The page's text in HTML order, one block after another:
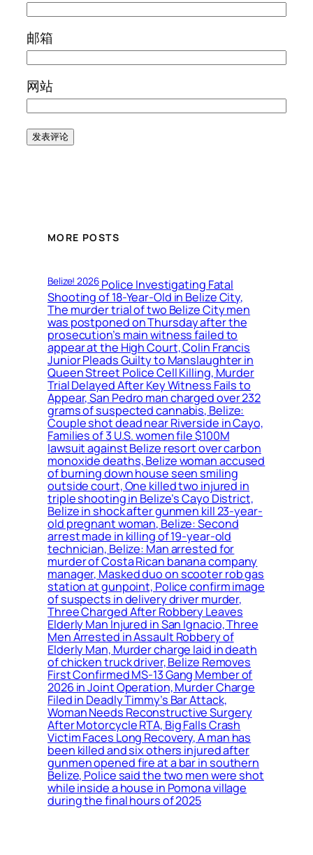
邮箱
网站
MORE POSTS
Belize! 2026Police Investigating Fatal
Shooting of 18-Year-Old in Belize City,
The murder trial of two Belize City men
was postponed on Thursday after the
prosecution’s main witness failed to
appear at the High Court, Colin Francis
Junior Pleads Guilty to Manslaughter in
Queen Street Police Cell Killing, Murder
Trial Delayed After Key Witness Fails to
Appear, San Pedro man charged over 232
grams of suspected cannabis, Belize:
Couple shot dead near Riverside in Cayo,
Families of 3 U.S. women file $100M
lawsuit against Belize resort over carbon
monoxide deaths, Belize woman accused
of burning down house seen smiling
outside court, One killed two injured in
triple shooting in Belize’s Cayo District,
Belize in shock after gunmen kill 23-year-
old pregnant woman, Belize: Second
arrest made in killing of 19-year-old
technician, Belize: Man arrested for
murder of Costa Rican banana company
manager, Masked duo on scooter rob gas
station at gunpoint, Police confirm image
of suspects in delivery driver murder,
Three Charged After Robbery Leaves
Elderly Man Injured in San Ignacio, Three
Men Arrested in Assault Robbery of
Elderly Man, Murder charge laid in death
of chicken truck driver, Belize Removes
First Confirmed MS-13 Gang Member of
2026 in Joint Operation, Murder Charge
Filed in Deadly Timmy’s Bar Attack,
Woman Needs Reconstructive Surgery
After Motorcycle RTA, Big Falls Crash
Victim Faces Long Recovery, A man has
been killed and six others injured after
gunmen opened fire at a bar in southern
Belize, Police said the two men were shot
while inside a house in Pomona village
during the final hours of 2025